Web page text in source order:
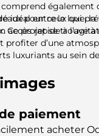
également
pour ceux qui
Ce projet se trouve
idéal entre le luxe,
accès rapide à
profiter d’une
luxuriants au sein
projet inspire la
Les intérieurs
l’espace et
paiement
acheter